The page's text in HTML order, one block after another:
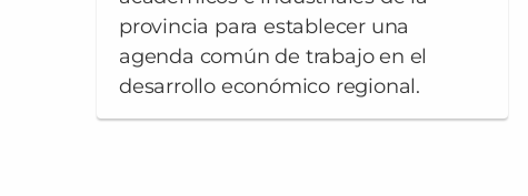
provincia para establecer una
agenda común de trabajo en el
desarrollo económico regional.